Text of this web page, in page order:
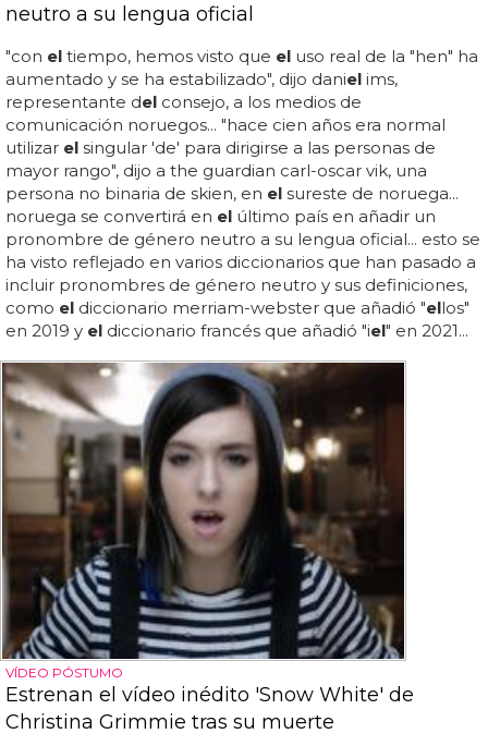
neutro a su lengua oficial
"con el tiempo, hemos visto que el uso real de la "hen" ha
aumentado y se ha estabilizado", dijo daniel ims,
representante del consejo, a los medios de
comunicación noruegos... "hace cien años era normal
utilizar el singular 'de' para dirigirse a las personas de
mayor rango", dijo a the guardian carl-oscar vik, una
persona no binaria de skien, en el sureste de noruega...
noruega se convertirá en el último país en añadir un
pronombre de género neutro a su lengua oficial... esto se
ha visto reflejado en varios diccionarios que han pasado a
incluir pronombres de género neutro y sus definiciones,
como el diccionario merriam-webster que añadió "ellos"
en 2019 y el diccionario francés que añadió "iel" en 2021...
VÍDEO PÓSTUMO
Estrenan el vídeo inédito 'Snow White' de
Christina Grimmie tras su muerte